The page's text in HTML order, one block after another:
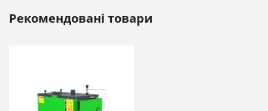
Рекомендовані товари